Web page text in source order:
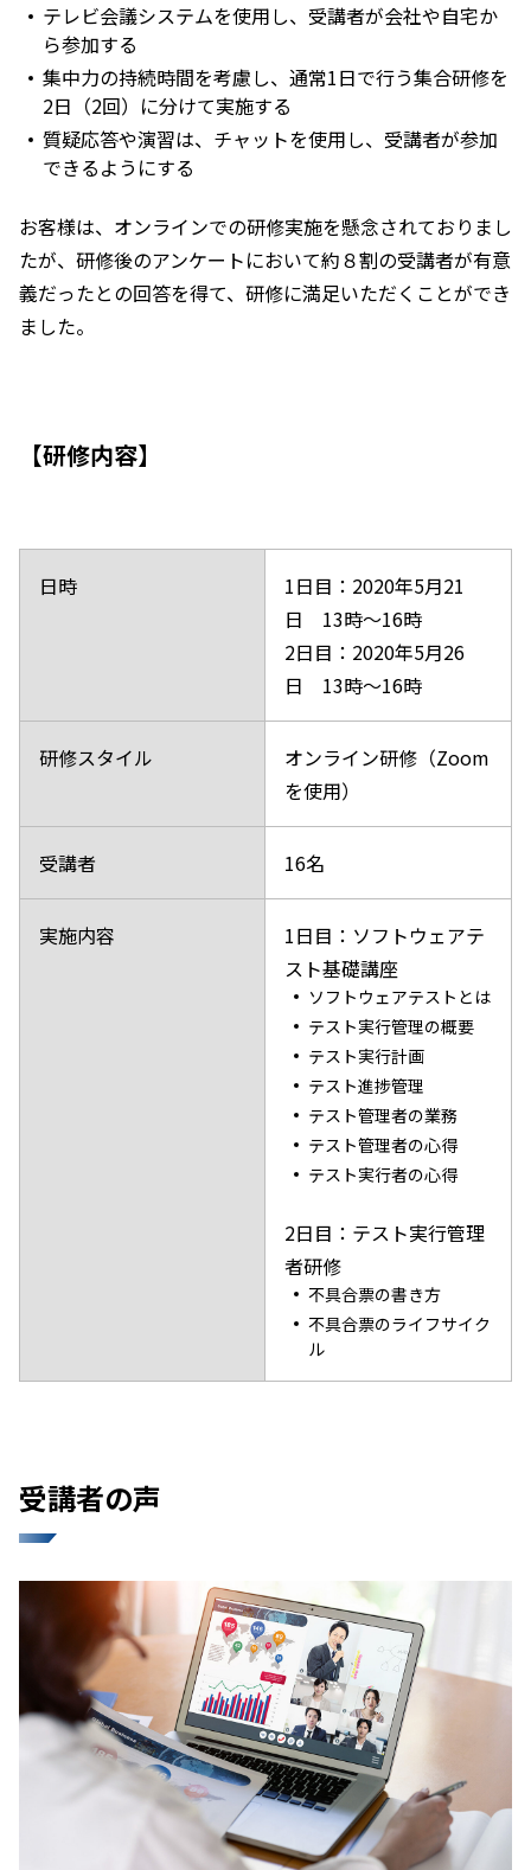
テレビ会議システムを使用し、受講者が会社や自宅か
ら参加する
集中力の持続時間を考慮し、通常1日で行う集合研修を
2日（2回）に分けて実施する
質疑応答や演習は、チャットを使用し、受講者が参加
できるようにする
お客様は、オンラインでの研修実施を懸念されておりまし
たが、研修後のアンケートにおいて約８割の受講者が有意
義だったとの回答を得て、研修に満足いただくことができ
ました。
【研修内容】
日時
1日目：2020年5月21
日 13時～16時
2日目：2020年5月26
日 13時～16時
研修スタイル
オンライン研修（Zoom
を使用）
受講者 16名
実施内容
1日目：ソフトウェアテ
スト基礎講座
ソフトウェアテストとは
テスト実行管理の概要
テスト実行計画
テスト進捗管理
テスト管理者の業務
テスト管理者の心得
テスト実行者の心得
2日目：テスト実行管理
者研修
不具合票の書き方
不具合票のライフサイク
ル
受講者の声